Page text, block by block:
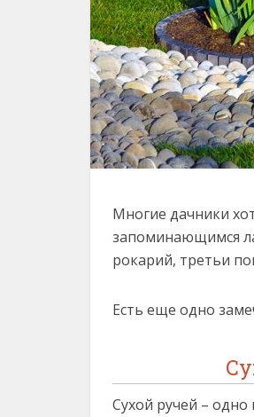
Многие дачники
запоминающимся
рокарий, третьи
Есть еще одно
Сухой ручей –